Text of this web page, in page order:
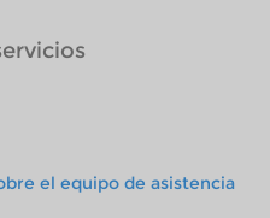
el equipo de asistencia